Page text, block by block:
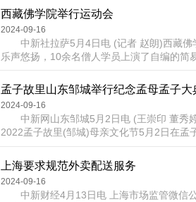
比例已设置备用考场。如果常规考点或周边
平移到备用考点。 在考场安排上，...
西藏佛学院举行运动会
2024-09-16
中新社拉萨5月4日电 (记者 赵朗)西藏
乐声悠扬，10余名僧人学员上演了自编的简
开幕式，其中的简易藏医养生操、打坐瑜
创...
孟子故里山东邹城举行纪念孟母孟子大
2024-09-16
中新网山东邹城5月2日电 (王崇印 董秀婷
2022孟子故里(邹城)母亲文化节5月2日在孟
《浩然之曲》奏响，孟庙棂星门缓缓开启，
武舞生的引领下，孟氏后裔...
上海要求规范外卖配送服务
2024-09-16
中新财经4月13日电 上海市场监管微信